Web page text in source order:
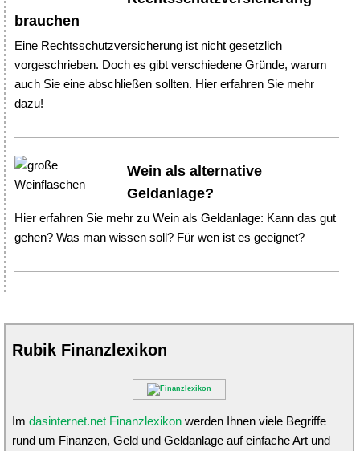
brauchen
Eine Rechtsschutzversicherung ist nicht gesetzlich
vorgeschrieben. Doch es gibt verschiedene Gründe, warum
auch Sie eine abschließen sollten. Hier erfahren Sie mehr
dazu!
Wein als alternative
Geldanlage?
Hier erfahren Sie mehr zu Wein als Geldanlage: Kann das gut
gehen? Was man wissen soll? Für wen ist es geeignet?
Rubik Finanzlexikon
Im dasinternet.net Finanzlexikon werden Ihnen viele Begriffe
rund um Finanzen, Geld und Geldanlage auf einfache Art und